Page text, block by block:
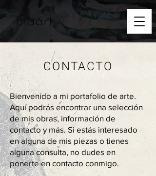
maart
CONTACTO
Bienvenido a mi portafolio de arte.
Aquí podrás encontrar una selección
de mis obras, información de
contacto y más. Si estás interesado
en alguna de mis piezas o tienes
alguna consulta, no dudes en
ponerte en contacto conmigo.